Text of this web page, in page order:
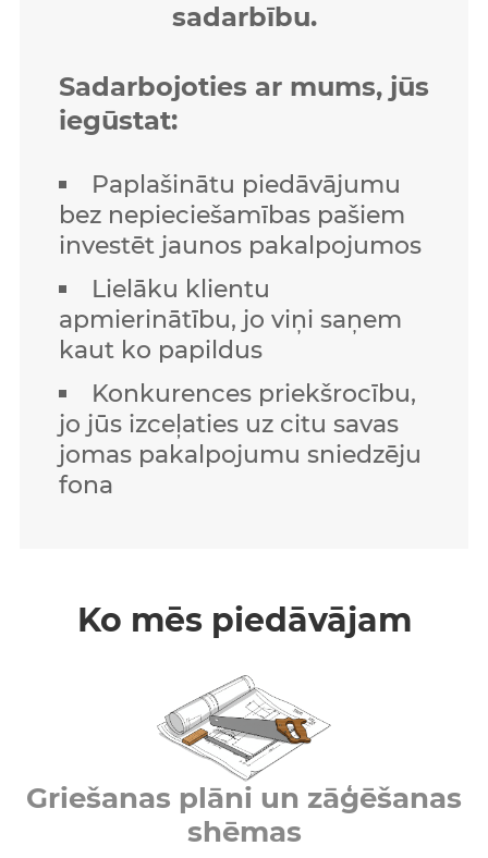
sadarbību.
Sadarbojoties ar mums, jūs
iegūstat:
Paplašinātu piedāvājumu
bez nepieciešamības pašiem
investēt jaunos pakalpojumos
Lielāku klientu
apmierinātību, jo viņi saņem
kaut ko papildus
Konkurences priekšrocību,
jo jūs izceļaties uz citu savas
jomas pakalpojumu sniedzēju
fona
Ko mēs piedāvājam
Griešanas plāni un zāģēšanas
shēmas